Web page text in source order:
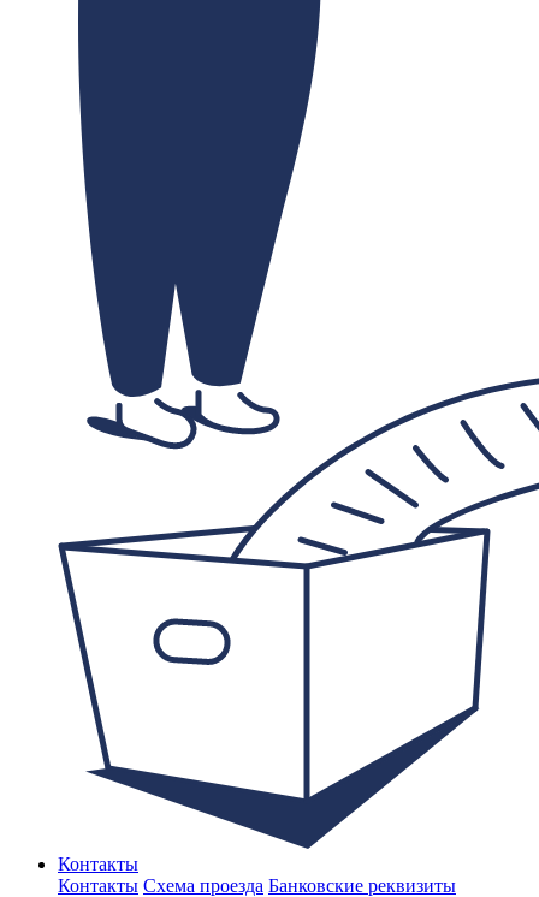
Контакты
Контакты Схема проезда Банковские реквизиты